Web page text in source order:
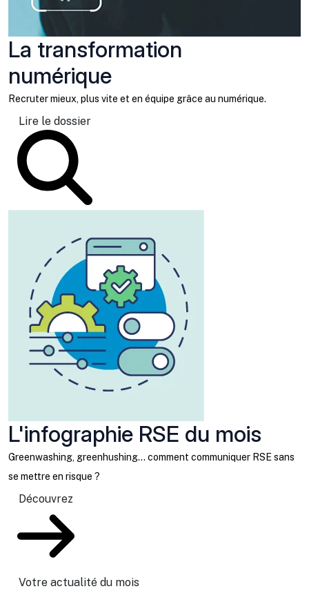
La transformation
numérique
Recruter mieux, plus vite et en équipe grâce au numérique.
Lire le dossier
L'infographie RSE du mois
Greenwashing, greenhushing… comment communiquer RSE sans
se mettre en risque ?
Découvrez
Votre actualité du mois